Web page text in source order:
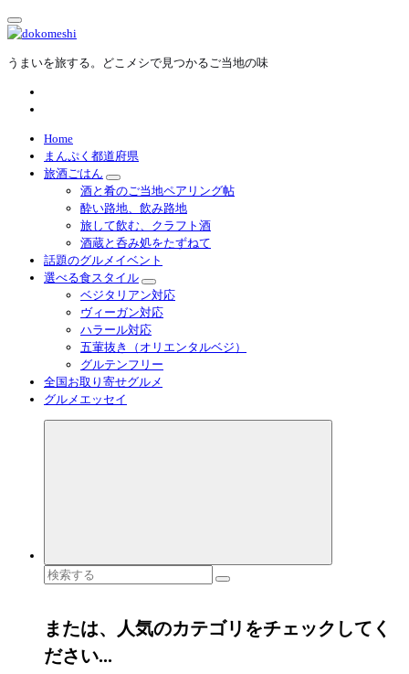
内
容
ス
うまいを旅する。どこメシで見つかるご当地の味
Home
まんぷく都道府県
旅酒ごはん
酒と肴のご当地ペアリング帖
酔い路地、飲み路地
旅して飲む、クラフト酒
酒蔵と呑み処をたずねて
話題のグルメイベント
選べる食スタイル
ベジタリアン対応
ヴィーガン対応
ハラール対応
五葷抜き（オリエンタルベジ）
グルテンフリー
全国お取り寄せグルメ
グルメエッセイ
検
象:
または、人気のカテゴリをチェックしてく
ださい...